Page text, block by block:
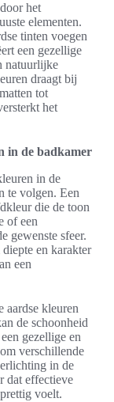
het
elementen.
tinten voegen
een gezellige
natuurlijke
draagt bij
tot
het
in de badkamer
in de
te volgen. Een
die de toon
of een
gewenste sfeer.
en karakter
een
aardse kleuren
de schoonheid
gezellige en
verschillende
in de
dat effectieve
voelt.